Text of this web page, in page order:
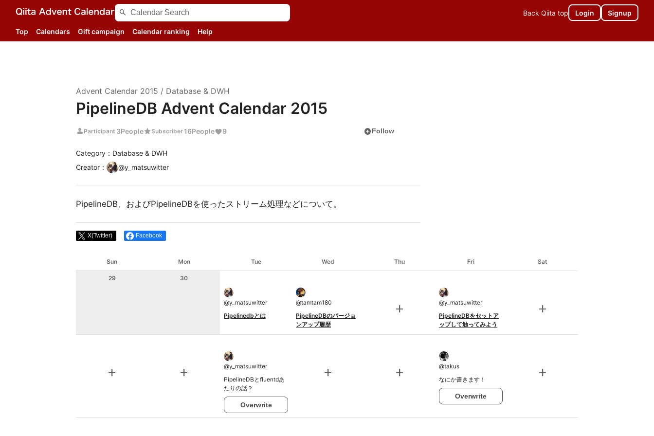
search Back Qiita top Login Signup
Top Calendars Gift campaign Calendar ranking Help
Advent Calendar 2015 / Database & DWH
PipelineDB Advent Calendar 2015
person Participant 3PeoplestarSubscriber16People 9 add_circleFollow
Category：Database & DWH
Creator ： @y_matsuwitter
PipelineDB、およびPipelineDBを使ったストリーム処理などについて。
X(Twitter) Facebook
Sun Mon Tue Wed Thu Fri Sat
29 30
@y_matsuwitter
Pipelinedbとは
@tamtam180
PipelineDBのバージョ
ンアップ履歴
add @y_matsuwitter
PipelineDBをセットア
ップして触ってみよう
add
add add @y_matsuwitter
PipelineDBとfluentdあ
たりの話？
Overwrite
add add @takus
なにか書きます！
Overwrite
add